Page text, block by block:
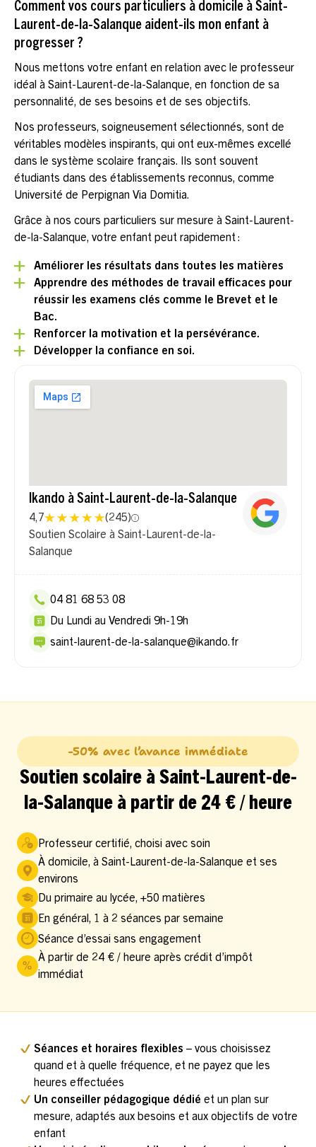
Comment vos cours particuliers à domicile à Saint-
Laurent-de-la-Salanque aident-ils mon enfant à
progresser ?
Nous mettons votre enfant en relation avec le professeur
idéal à Saint-Laurent-de-la-Salanque, en fonction de sa
personnalité, de ses besoins et de ses objectifs.
Nos professeurs, soigneusement sélectionnés, sont de
véritables modèles inspirants, qui ont eux-mêmes excellé
dans le système scolaire français. Ils sont souvent
étudiants dans des établissements reconnus, comme
Université de Perpignan Via Domitia.
Grâce à nos cours particuliers sur mesure à Saint-Laurent-
de-la-Salanque, votre enfant peut rapidement :
Améliorer les résultats dans toutes les matières
Apprendre des méthodes de travail efficaces pour
réussir les examens clés comme le Brevet et le
Bac.
Renforcer la motivation et la persévérance.
Développer la confiance en soi.
Ikando à Saint-Laurent-de-la-Salanque
4,7 (245)
Soutien Scolaire à Saint-Laurent-de-la-
Salanque
04 81 68 53 08
Du Lundi au Vendredi 9h-19h
saint-laurent-de-la-salanque@ikando.fr
-50% avec l’avance immédiate
Soutien scolaire à Saint-Laurent-de-
la-Salanque à partir de 24 € / heure
Professeur certifié, choisi avec soin
À domicile, à Saint-Laurent-de-la-Salanque et ses
environs
Du primaire au lycée, +50 matières
En général, 1 à 2 séances par semaine
Séance d’essai sans engagement
À partir de 24 € / heure après crédit d’impôt
immédiat
Séances et horaires flexibles – vous choisissez
quand et à quelle fréquence, et ne payez que les
heures effectuées
Un conseiller pédagogique dédié et un plan sur
mesure, adaptés aux besoins et aux objectifs de votre
enfant